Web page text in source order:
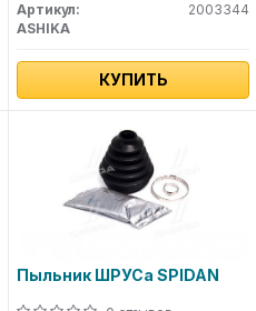
Артикул:
2003344
ASHIKA
КУПИТЬ
Пыльник ШРУСа SPIDAN